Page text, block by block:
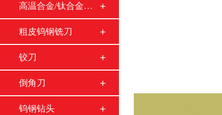
高温合金/钛合金铣…
粗皮钨钢铣刀
铰刀
倒角刀
钨钢钻头